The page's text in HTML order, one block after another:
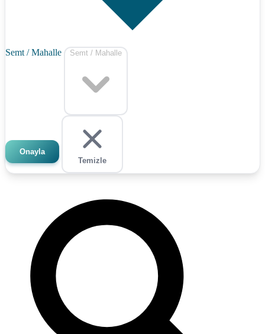
Semt / Mahalle Semt / Mahalle
Onayla
Temizle